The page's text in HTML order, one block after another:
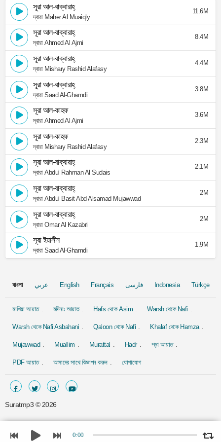
সূরা আল-বাক্বারাহ্
দ্বারা Maher Al Muaiqly
11.6M
সূরা আল-বাক্বারাহ্
দ্বারা Ahmed Al Ajmi
8.4M
সূরা আল-বাক্বারাহ্
দ্বারা Mishary Rashid Alafasy
4.4M
সূরা আল-বাক্বারাহ্
দ্বারা Saad Al-Ghamdi
3.8M
সূরা আল-কাহফ
দ্বারা Ahmed Al Ajmi
3.6M
সূরা আল-কাহফ
দ্বারা Mishary Rashid Alafasy
2.3M
সূরা আল-বাক্বারাহ্
দ্বারা Abdul Rahman Al Sudais
2.1M
সূরা আল-বাক্বারাহ্
দ্বারা Abdul Basit Abd Alsamad Mujawwad
2M
সূরা আল-বাক্বারাহ্
দ্বারা Omar Al Kazabri
2M
সূরা ইয়াসীন
দ্বারা Saad Al-Ghamdi
1.9M
বাংলা عربي English Français فارسی Indonesia Türkçe
মাখিয়া আয়াত মদিনাঃ আয়াত Hafs থেকে Asim Warsh থেকে Nafi
Warsh থেকে Nafi Asbahani Qaloon থেকে Nafi Khalaf থেকে Hamza
Mujawwad Muallim Murattal Hadr পড়া আয়াত
PDF আয়াত আমাদের সাথে বিজ্ঞাপন করুন যোগাযোগ
Suratmp3 © 2026
0:00